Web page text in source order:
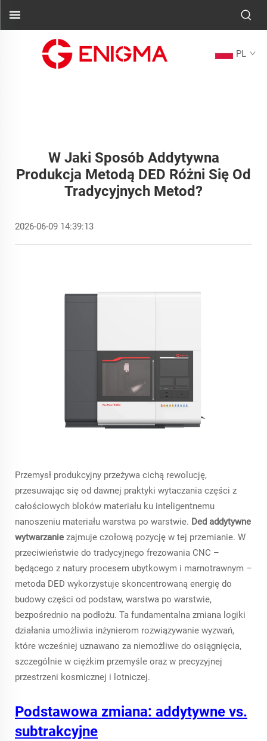
PL
W Jaki Sposób Addytywna
Produkcja Metodą DED Różni Się Od
Tradycyjnych Metod?
2026-06-09 14:39:13
Przemysł produkcyjny przeżywa cichą rewolucję,
przesuwając się od dawnej praktyki wytaczania części z
całościowych bloków materiału ku inteligentnemu
nanoszeniu materiału warstwa po warstwie. Ded addytywne
wytwarzanie zajmuje czołową pozycję w tej przemianie. W
przeciwieństwie do tradycyjnego frezowania CNC –
będącego z natury procesem ubytkowym i marnotrawnym –
metoda DED wykorzystuje skoncentrowaną energię do
budowy części od podstaw, warstwa po warstwie,
bezpośrednio na podłożu. Ta fundamentalna zmiana logiki
działania umożliwia inżynierom rozwiązywanie wyzwań,
które wcześniej uznawano za niemożliwe do osiągnięcia,
szczególnie w ciężkim przemyśle oraz w precyzyjnej
przestrzeni kosmicznej i lotniczej.
Podstawowa zmiana: addytywne vs.
subtrakcyjne